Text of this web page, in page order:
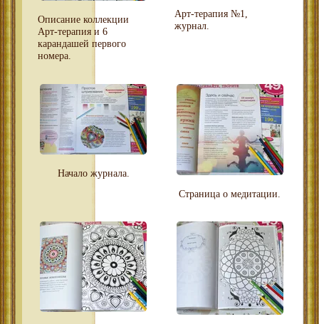
Описание коллекции
Арт-терапия и 6
карандашей первого
номера.
Арт-терапия №1,
журнал.
Начало журнала.
Страница о медитации.